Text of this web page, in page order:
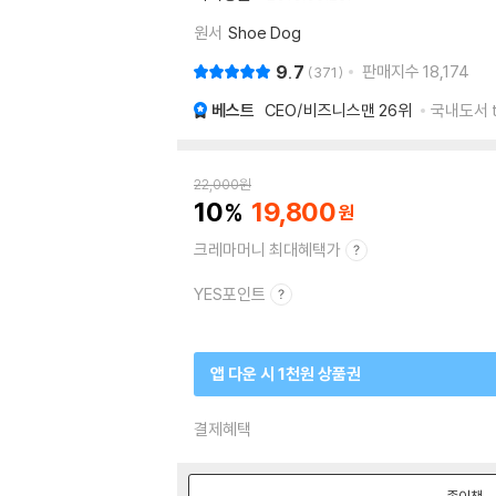
원서 Shoe Dog
9.7 371 판매지수 18,174
베스트 CEO/비즈니스맨 26위 국내도
22,000원
10 19,800
크레마머니 최대혜택가
YES포인트
앱 다운 시 1천원 상품권
결제혜택